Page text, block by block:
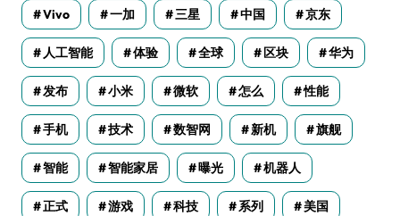
Vivo 一加 三星 中国 京东
人工智能 体验 全球 区块 华为
发布 小米 微软 怎么 性能
手机 技术 数智网 新机 旗舰
智能 智能家居 曝光 机器人
正式 游戏 科技 系列 美国